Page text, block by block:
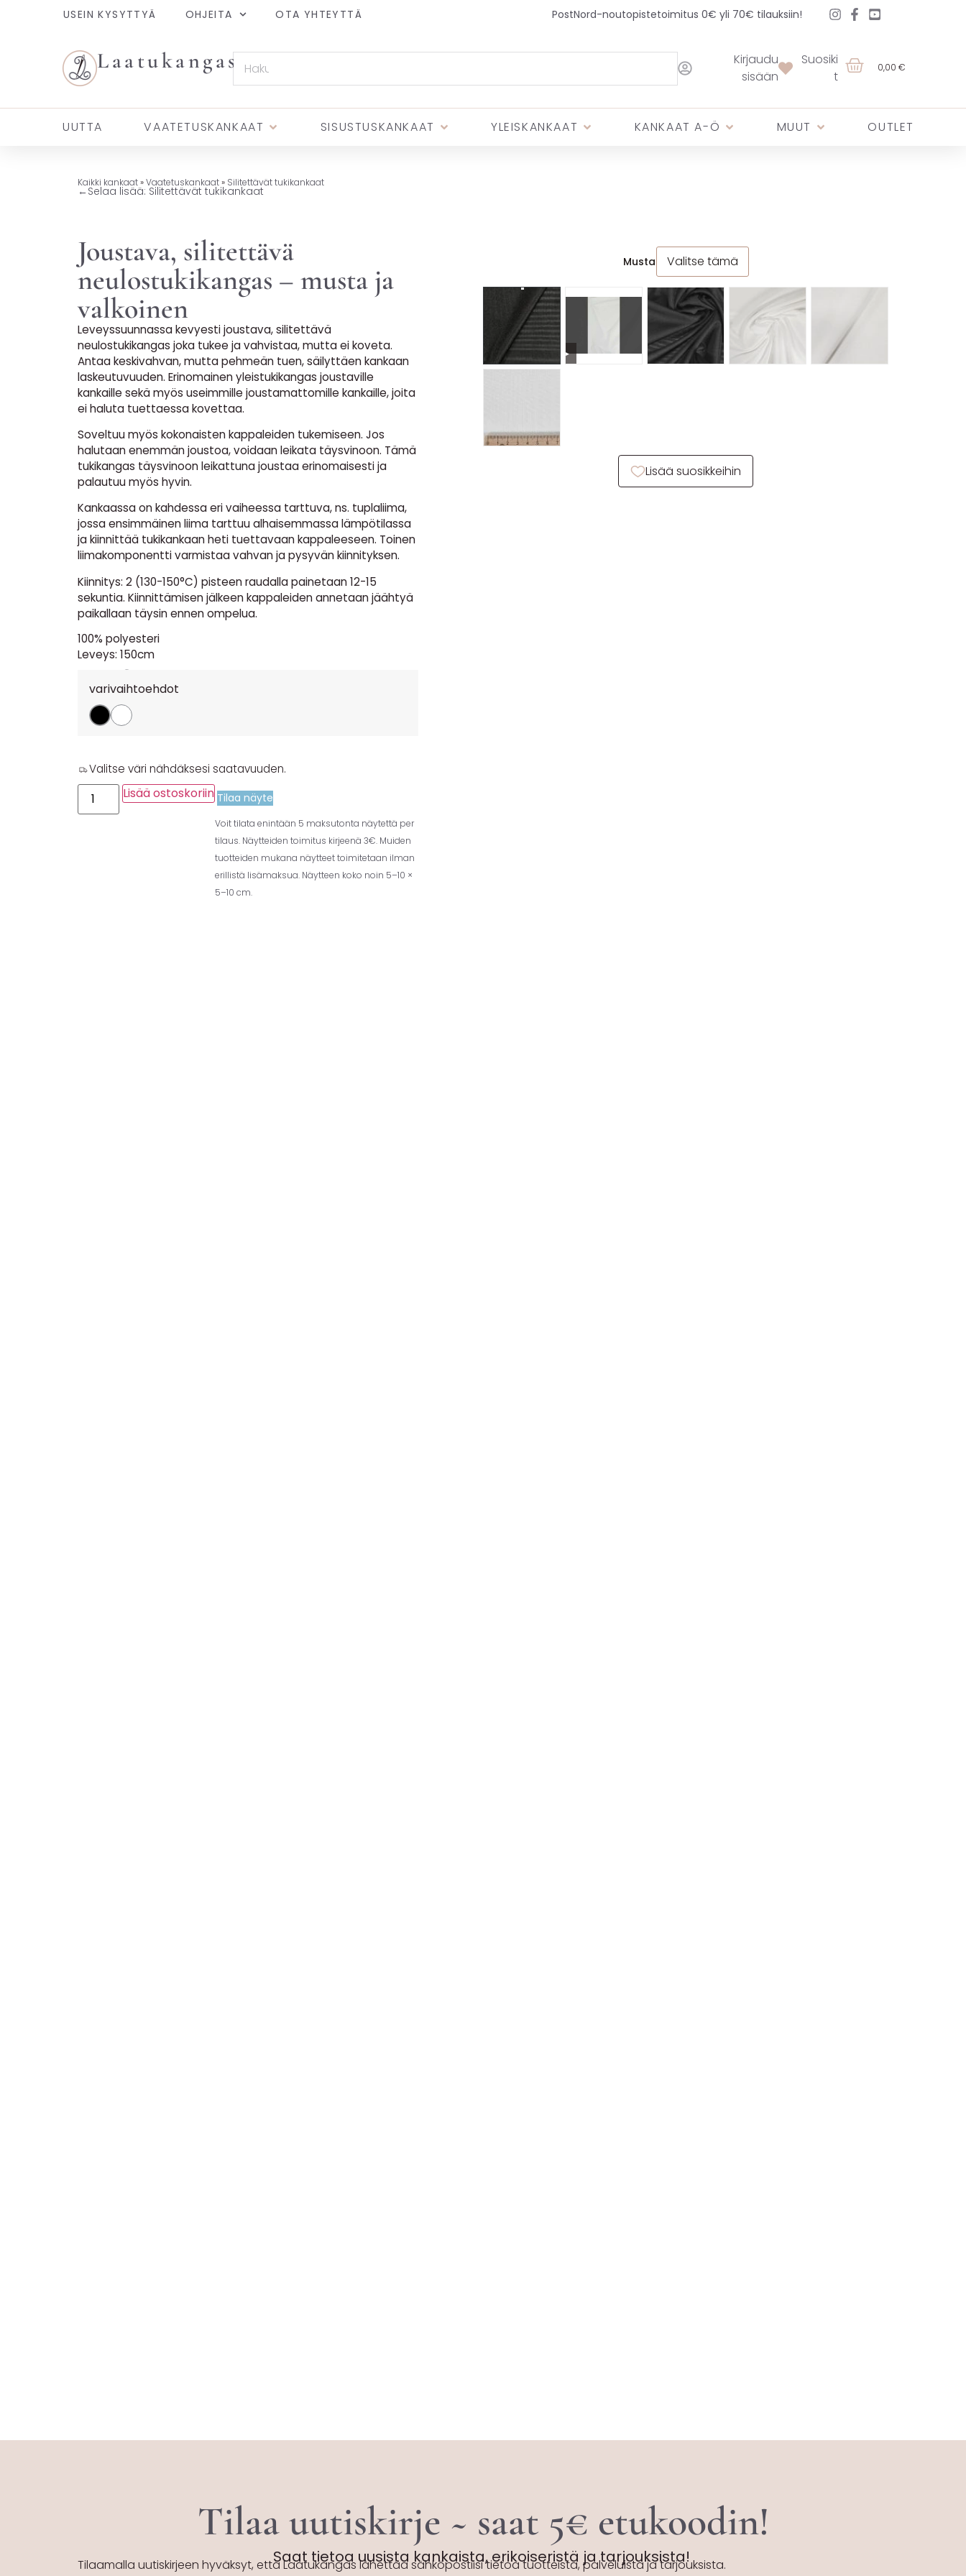
USEIN KYSYTTYÄ OHJEITA OTA YHTEYTTÄ PostNord-noutopistetoimitus 0€ yli 70€ tilauksiin!
Laatukangas
Kirjaudu
sisään
Suosiki
t
0,00 €
UUTTA VAATETUSKANKAAT SISUSTUSKANKAAT YLEISKANKAAT KANKAAT A-Ö MUUT OUTLET
Kaikki kankaat»Vaatetuskankaat» Silitettävät tukikankaat
←Selaa lisää: Silitettävät tukikankaat
Joustava, silitettävä
neulostukikangas – musta ja
valkoinen
Leveyssuunnassa kevyesti joustava, silitettävä
neulostukikangas joka tukee ja vahvistaa, mutta ei koveta.
Antaa keskivahvan, mutta pehmeän tuen, säilyttäen kankaan
laskeutuvuuden. Erinomainen yleistukikangas joustaville
kankaille sekä myös useimmille joustamattomille kankaille, joita
ei haluta tuettaessa kovettaa.
Soveltuu myös kokonaisten kappaleiden tukemiseen. Jos
halutaan enemmän joustoa, voidaan leikata täysvinoon. Tämä
tukikangas täysvinoon leikattuna joustaa erinomaisesti ja
palautuu myös hyvin.
Kankaassa on kahdessa eri vaiheessa tarttuva, ns. tuplaliima,
jossa ensimmäinen liima tarttuu alhaisemmassa lämpötilassa
ja kiinnittää tukikankaan heti tuettavaan kappaleeseen. Toinen
liimakomponentti varmistaa vahvan ja pysyvän kiinnityksen.
Kiinnitys: 2 (130-150°C) pisteen raudalla painetaan 12-15
sekuntia. Kiinnittämisen jälkeen kappaleiden annetaan jäähtyä
paikallaan täysin ennen ompelua.
100% polyesteri
Leveys: 150cm
€
varivaihtoehdot
Valitse väri nähdäksesi saatavuuden.
Lisää ostoskoriin Tilaa näyte
Voit tilata enintään 5 maksutonta näytettä per
tilaus. Näytteiden toimitus kirjeenä 3€. Muiden
tuotteiden mukana näytteet toimitetaan ilman
erillistä lisämaksua. Näytteen koko noin 5–10 ×
5–10 cm.
Musta Valitse tämä
▶
Lisää suosikkeihin
Tilaa uutiskirje ~ saat 5€ etukoodin!
Saat tietoa uusista kankaista, erikoiseristä ja tarjouksista!
Tilaamalla uutiskirjeen hyväksyt, että Laatukangas lähettää sähköpostiisi tietoa tuotteista, palveluista ja tarjouksista.